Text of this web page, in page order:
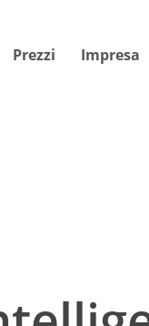
Prezzi Impresa